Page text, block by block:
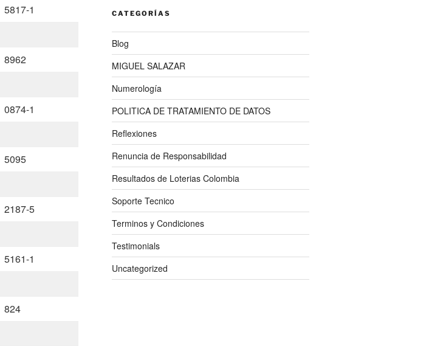
5817-1
8962
0874-1
5095
2187-5
5161-1
824
CATEGORÍAS
Blog
MIGUEL SALAZAR
Numerología
POLITICA DE TRATAMIENTO DE DATOS
Reflexiones
Renuncia de Responsabilidad
Resultados de Loterias Colombia
Soporte Tecnico
Terminos y Condiciones
Testimonials
Uncategorized